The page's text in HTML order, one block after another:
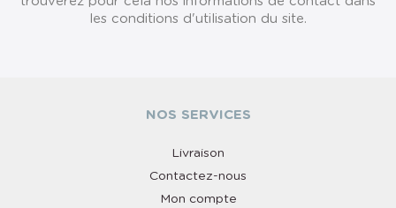
les conditions d'utilisation du site.
NOS SERVICES
Livraison
Contactez-nous
Mon compte